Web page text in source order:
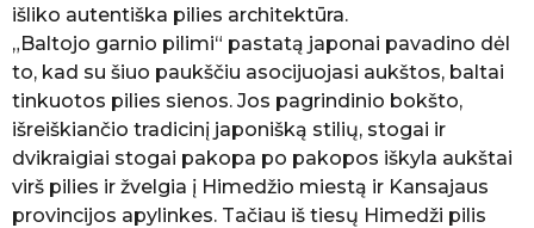
išliko autentiška pilies architektūra.
„Baltojo garnio pilimi“ pastatą japonai pavadino dėl
to, kad su šiuo paukščiu asocijuojasi aukštos, baltai
tinkuotos pilies sienos. Jos pagrindinio bokšto,
išreiškiančio tradicinį japonišką stilių, stogai ir
dvikraigiai stogai pakopa po pakopos iškyla aukštai
virš pilies ir žvelgia į Himedžio miestą ir Kansajaus
provincijos apylinkes. Tačiau iš tiesų Himedži pilis